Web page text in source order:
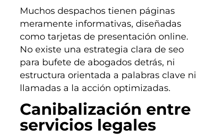
Muchos despachos tienen páginas
meramente informativas, diseñadas
como tarjetas de presentación online.
No existe una estrategia clara de seo
para bufete de abogados detrás, ni
estructura orientada a palabras clave ni
llamadas a la acción optimizadas.
Canibalización entre
servicios legales